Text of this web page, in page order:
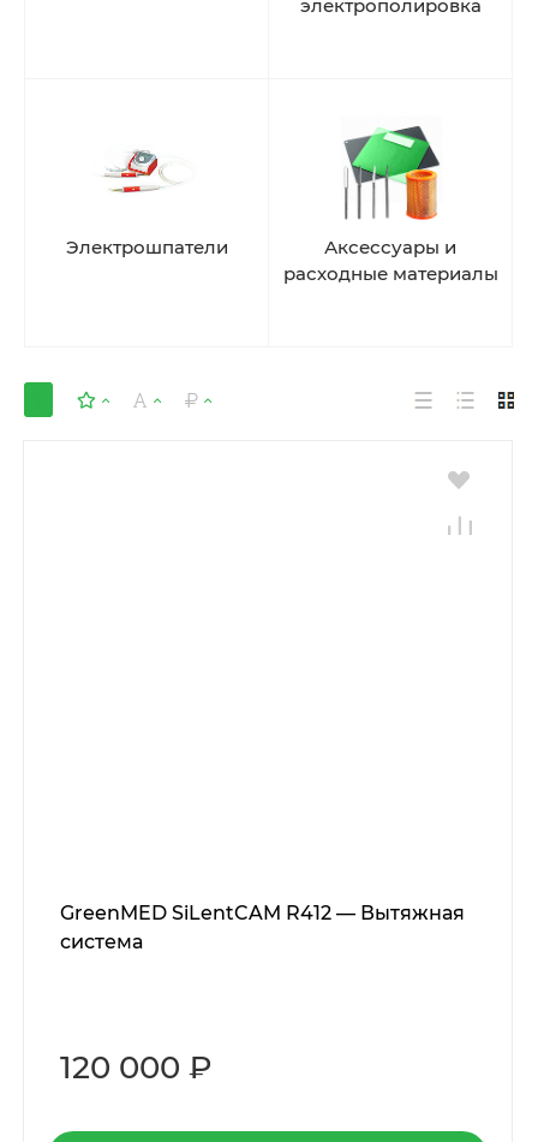
электрополировка
Электрошпатели
Аксессуары и
расходные материалы
GreenMED SiLentCAM R412 — Вытяжная
система
120 000 ₽